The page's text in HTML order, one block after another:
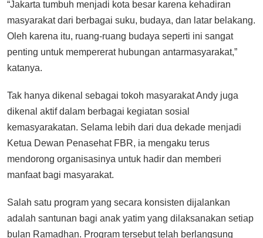
“Jakarta tumbuh menjadi kota besar karena kehadiran
masyarakat dari berbagai suku, budaya, dan latar belakang.
Oleh karena itu, ruang-ruang budaya seperti ini sangat
penting untuk mempererat hubungan antarmasyarakat,”
katanya.
Tak hanya dikenal sebagai tokoh masyarakat Andy juga
dikenal aktif dalam berbagai kegiatan sosial
kemasyarakatan. Selama lebih dari dua dekade menjadi
Ketua Dewan Penasehat FBR, ia mengaku terus
mendorong organisasinya untuk hadir dan memberi
manfaat bagi masyarakat.
Salah satu program yang secara konsisten dijalankan
adalah santunan bagi anak yatim yang dilaksanakan setiap
bulan Ramadhan. Program tersebut telah berlangsung